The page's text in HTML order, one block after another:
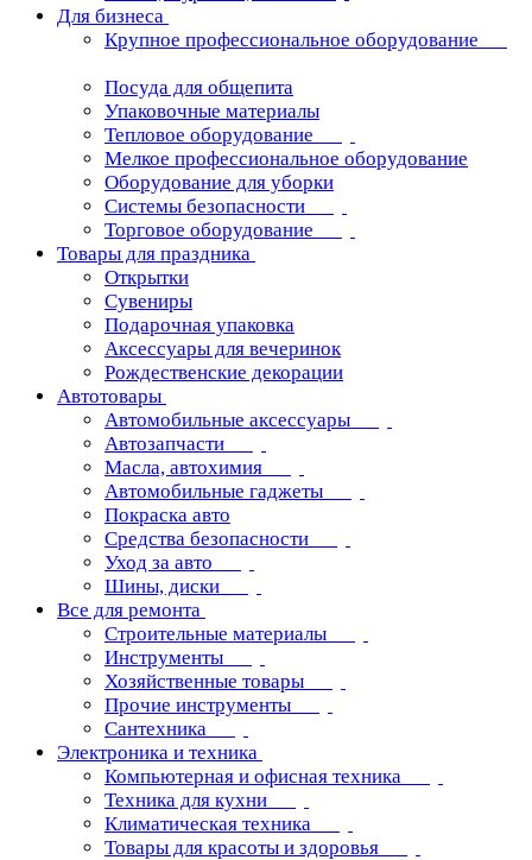
Для бизнеса
Крупное профессиональное оборудование
Посуда для общепита
Упаковочные материалы
Тепловое оборудование
Мелкое профессиональное оборудование
Оборудование для уборки
Системы безопасности
Торговое оборудование
Товары для праздника
Открытки
Сувениры
Подарочная упаковка
Аксессуары для вечеринок
Рождественские декорации
Автотовары
Автомобильные аксессуары
Автозапчасти
Масла, автохимия
Автомобильные гаджеты
Покраска авто
Средства безопасности
Уход за авто
Шины, диски
Все для ремонта
Строительные материалы
Инструменты
Хозяйственные товары
Прочие инструменты
Сантехника
Электроника и техника
Компьютерная и офисная техника
Техника для кухни
Климатическая техника
Товары для красоты и здоровья